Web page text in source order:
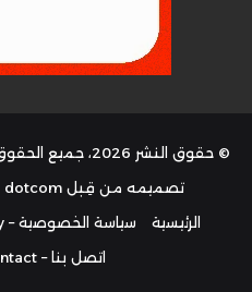
© حقوق النشر 2026، جميع الحقوق محفوظة |
تصميمه من قِبل dotcom
الرئيسية
سياسة الخصوصية – Privacy Policy
اتصل بنا – Contact